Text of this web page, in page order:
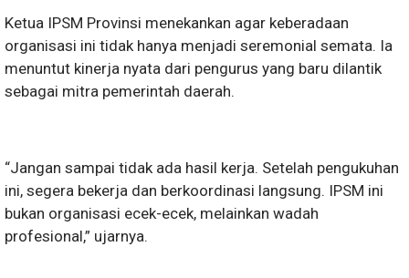
Ketua IPSM Provinsi menekankan agar keberadaan
organisasi ini tidak hanya menjadi seremonial semata. Ia
menuntut kinerja nyata dari pengurus yang baru dilantik
sebagai mitra pemerintah daerah.
“Jangan sampai tidak ada hasil kerja. Setelah pengukuhan
ini, segera bekerja dan berkoordinasi langsung. IPSM ini
bukan organisasi ecek-ecek, melainkan wadah
profesional,” ujarnya.